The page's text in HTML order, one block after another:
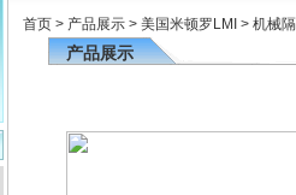
首页 > 产品展示 > 美国米顿罗LMI > 机械
产品展示